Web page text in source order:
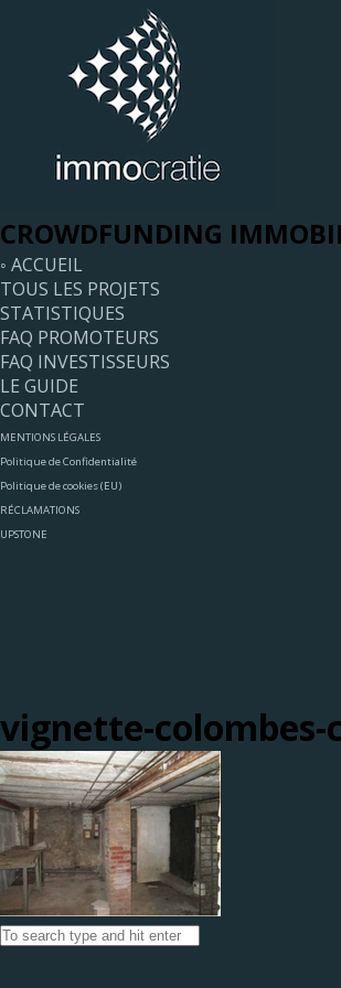
CROWDFUNDING
◦ ACCUEIL
TOUS LES PROJETS
STATISTIQUES
FAQ PROMOTEURS
FAQ INVESTISSEURS
LE GUIDE
CONTACT
MENTIONS LÉGALES
Politique de Confidentialité
Politique de cookies (EU)
RÉCLAMATIONS
UPSTONE
vignette-colombes-